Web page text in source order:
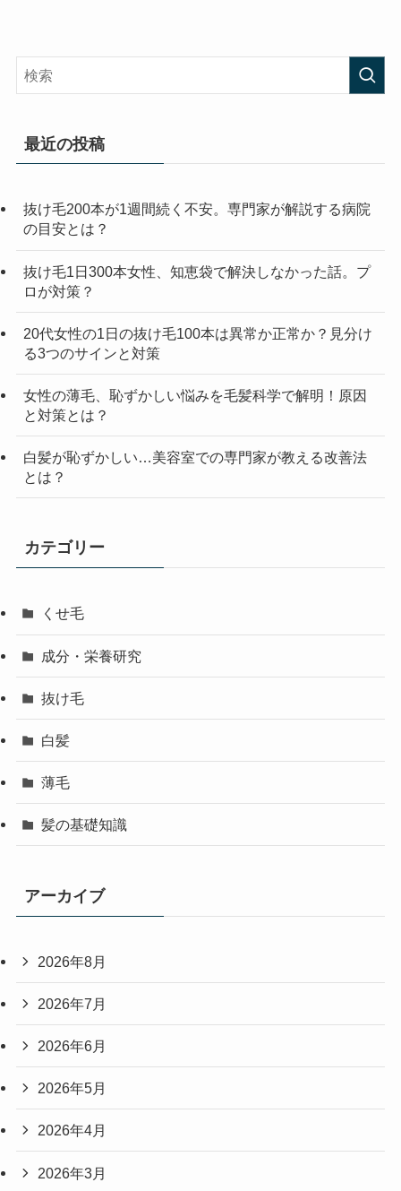
最近の投稿
抜け毛200本が1週間続く不安。専門家が解説する病院
の目安とは？
抜け毛1日300本女性、知恵袋で解決しなかった話。プ
ロが対策？
20代女性の1日の抜け毛100本は異常か正常か？見分け
る3つのサインと対策
女性の薄毛、恥ずかしい悩みを毛髪科学で解明！原因
と対策とは？
白髪が恥ずかしい…美容室での専門家が教える改善法
とは？
カテゴリー
くせ毛
成分・栄養研究
抜け毛
白髪
薄毛
髪の基礎知識
アーカイブ
2026年8月
2026年7月
2026年6月
2026年5月
2026年4月
2026年3月